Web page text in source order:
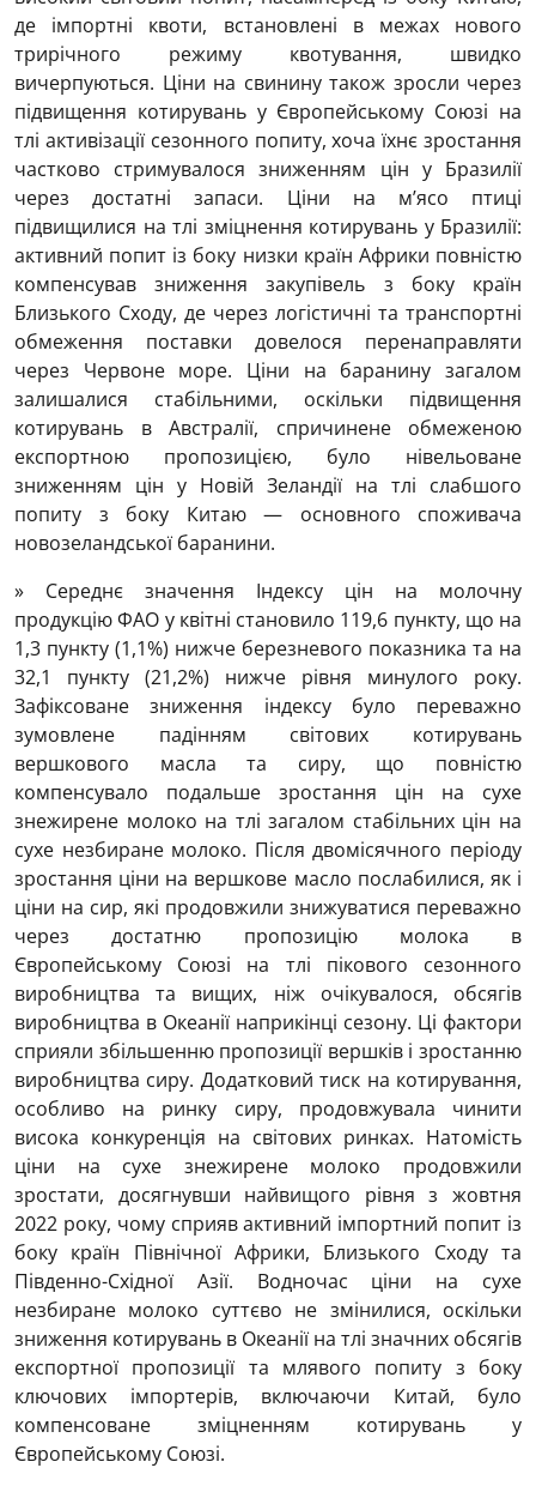
де імпортні квоти, встановлені в межах нового
трирічного режиму квотування, швидко
вичерпуються. Ціни на свинину також зросли через
підвищення котирувань у Європейському Союзі на
тлі активізації сезонного попиту, хоча їхнє зростання
частково стримувалося зниженням цін у Бразилії
через достатні запаси. Ціни на м’ясо птиці
підвищилися на тлі зміцнення котирувань у Бразилії:
активний попит із боку низки країн Африки повністю
компенсував зниження закупівель з боку країн
Близького Сходу, де через логістичні та транспортні
обмеження поставки довелося перенаправляти
через Червоне море. Ціни на баранину загалом
залишалися стабільними, оскільки підвищення
котирувань в Австралії, спричинене обмеженою
експортною пропозицією, було нівельоване
зниженням цін у Новій Зеландії на тлі слабшого
попиту з боку Китаю — основного споживача
новозеландської баранини.
» Середнє значення Індексу цін на молочну
продукцію ФАО у квітні становило 119,6 пункту, що на
1,3 пункту (1,1%) нижче березневого показника та на
32,1 пункту (21,2%) нижче рівня минулого року.
Зафіксоване зниження індексу було переважно
зумовлене падінням світових котирувань
вершкового масла та сиру, що повністю
компенсувало подальше зростання цін на сухе
знежирене молоко на тлі загалом стабільних цін на
сухе незбиране молоко. Після двомісячного періоду
зростання ціни на вершкове масло послабилися, як і
ціни на сир, які продовжили знижуватися переважно
через достатню пропозицію молока в
Європейському Союзі на тлі пікового сезонного
виробництва та вищих, ніж очікувалося, обсягів
виробництва в Океанії наприкінці сезону. Ці фактори
сприяли збільшенню пропозиції вершків і зростанню
виробництва сиру. Додатковий тиск на котирування,
особливо на ринку сиру, продовжувала чинити
висока конкуренція на світових ринках. Натомість
ціни на сухе знежирене молоко продовжили
зростати, досягнувши найвищого рівня з жовтня
2022 року, чому сприяв активний імпортний попит із
боку країн Північної Африки, Близького Сходу та
Південно-Східної Азії. Водночас ціни на сухе
незбиране молоко суттєво не змінилися, оскільки
зниження котирувань в Океанії на тлі значних обсягів
експортної пропозиції та млявого попиту з боку
ключових імпортерів, включаючи Китай, було
компенсоване зміцненням котирувань у
Європейському Союзі.